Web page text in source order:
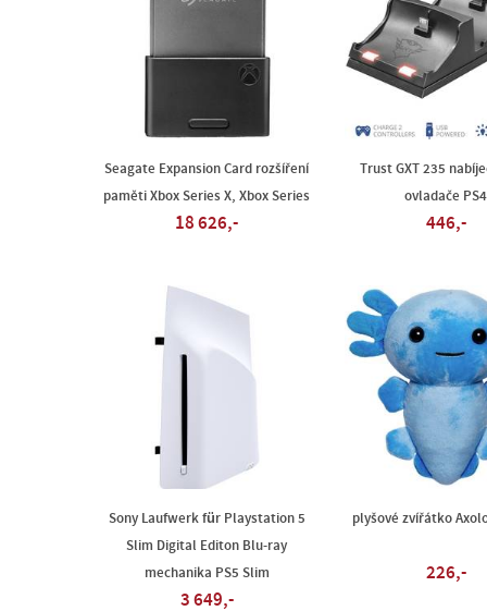
Seagate Expansion Card rozšíření
paměti Xbox Series X, Xbox Series
18 626,-
Trust GXT 235
ovladače PS4
446,-
Sony Laufwerk für Playstation 5
Slim Digital Editon Blu-ray
mechanika PS5 Slim
3 649,-
plyšové zvířátko
226,-